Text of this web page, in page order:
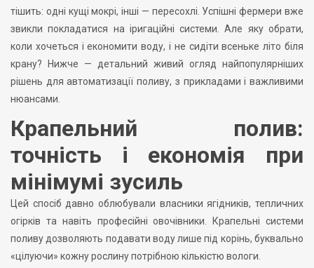
тішить: одні кущі мокрі, інші — пересохлі. Успішні фермери вже
звикли покладатися на іригаційні системи. Але яку обрати,
коли хочеться і економити воду, і не сидіти всеньке літо біля
крану? Нижче — детальний живий огляд найпопулярніших
рішень для автоматизації поливу, з прикладами і важливими
нюансами.
Крапельний полив:
точність і економія при
мінімумі зусиль
Цей спосіб давно облюбували власники ягідників, тепличних
огірків та навіть професійні овочівники. Крапельні системи
поливу дозволяють подавати воду лише під корінь, буквально
«цілуючи» кожну рослину потрібною кількістю вологи.